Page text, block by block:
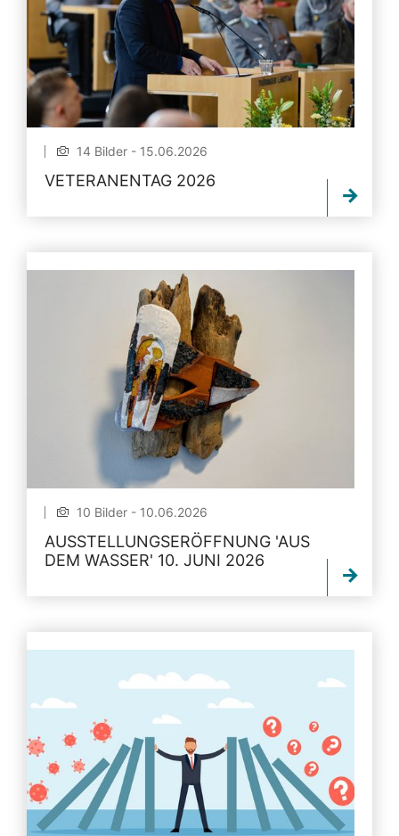
14 Bilder - 15.06.2026
VETERANENTAG 2026
10 Bilder - 10.06.2026
AUSSTELLUNGSERÖFFNUNG 'AUS
DEM WASSER' 10. JUNI 2026